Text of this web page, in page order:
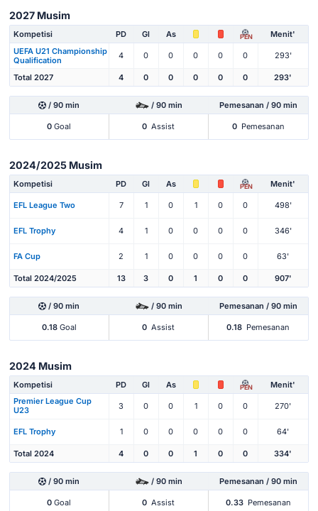
2027 Musim
Kompetisi PD Gl As PEN
Menit'
UEFA U21 Championship
Qualification
4 0 0 0 0 0 293'
Total 2027 4 0 0 0 0 0 293'
/ 90 min / 90 min Pemesanan / 90 min
0 Goal 0 Assist 0 Pemesanan
2024/2025 Musim
Kompetisi PD Gl As PEN Menit'
EFL League Two 7 1 0 1 0 0 498'
EFL Trophy 4 1 0 0 0 0 346'
FA Cup 2 1 0 0 0 0 63'
Total 2024/2025 13 3 0 1 0 0 907'
/ 90 min / 90 min Pemesanan / 90 min
0.18Goal 0 Assist 0.18 Pemesanan
2024 Musim
Kompetisi PD Gl As PEN
Menit'
Premier League Cup
U23
3 0 0 1 0 0 270'
EFL Trophy 1 0 0 0 0 0 64'
Total 2024 4 0 0 1 0 0 334'
/ 90 min / 90 min Pemesanan / 90 min
0 Goal 0 Assist 0.33 Pemesanan